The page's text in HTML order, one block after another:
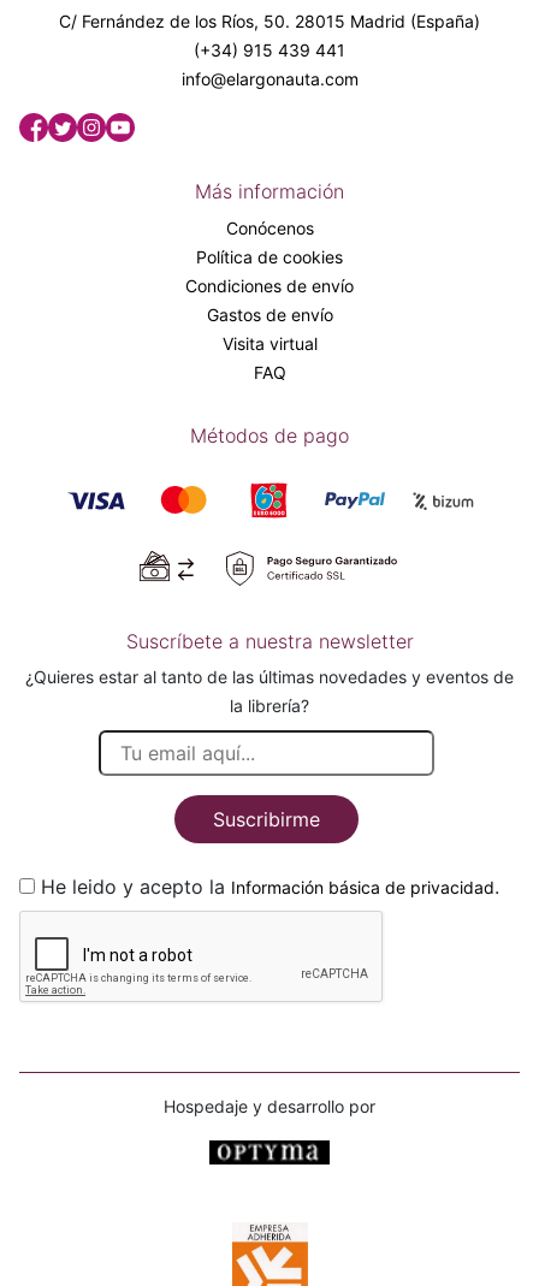
C/ Fernández de los Ríos, 50. 28015 Madrid (España)
(+34) 915 439 441
info@elargonauta.com
Más información
Conócenos
Política de cookies
Condiciones de envío
Gastos de envío
Visita virtual
FAQ
Métodos de pago
Suscríbete a nuestra newsletter
¿Quieres estar al tanto de las últimas novedades y eventos de
la librería?
Suscribirme
He leido y acepto la Información básica de privacidad.
Hospedaje y desarrollo por